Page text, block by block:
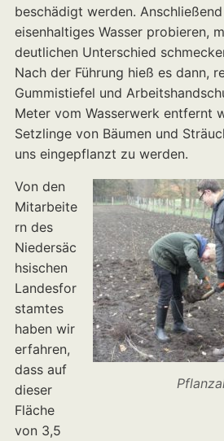
beschädigt werden.
eisenhaltiges Wasser probieren,
deutlichen Unterschied
Nach der Führung hieß es dann,
Gummistiefel und
Meter vom Wasserwerk entfernt
Setzlinge von Bäumen und
uns eingepflanzt zu werden.
Von den
Mitarbeite
rn des
Niedersäc
hsischen
Landesfor
stamtes
haben wir
erfahren,
dass auf
dieser
Fläche
von 3,5